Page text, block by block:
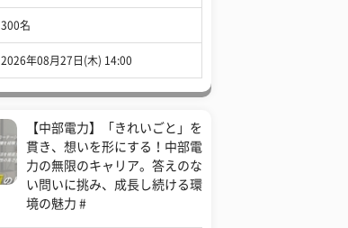
300名
2026年08月27日(木) 14:00
【中部電力】「きれいごと」を
貫き、想いを形にする！中部電
力の無限のキャリア。答えのな
い問いに挑み、成長し続ける環
境の魅力 #